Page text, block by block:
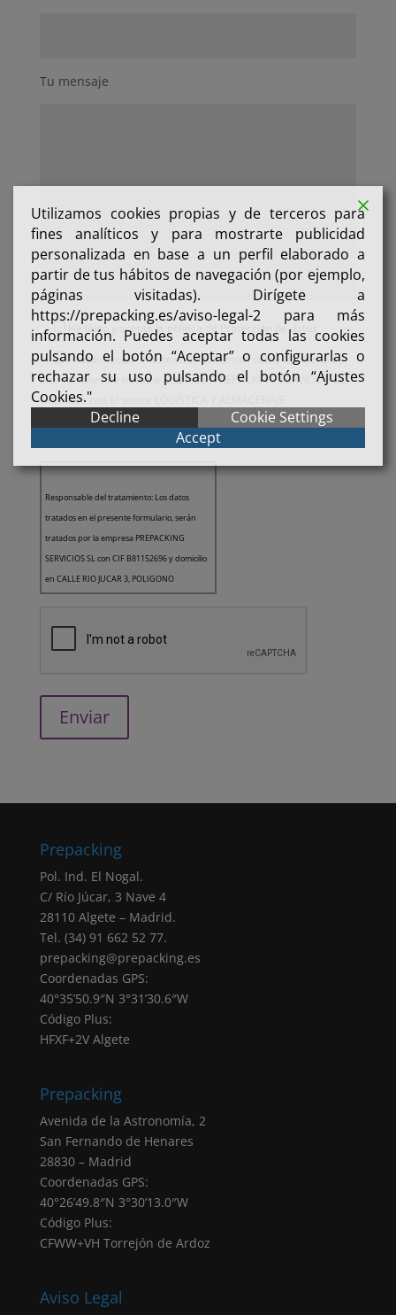
Tu mensaje
He leído y acepto la política de Protección de datos
Acepto recibir información comercial sobre las ofertas y
promociones de nuestra empresa (PREPACKING SERVICIOS SL)
vinculada con el sector LOGISTICA Y ALMACENAJE
ESPECIALIZADO en base a nuestra
política de protección de
Responsable del tratamiento: Los datos
tratados en el presente formulario, serán
tratados por la empresa PREPACKING
SERVICIOS SL con CIF B81152696 y domicilio
en CALLE RIO JUCAR 3, POLIGONO
de los datos.
de usuarios de la página web. Asimismo, en
el caso de haber aceptado expresamente,
sus datos también serán utilizados para el
anteriormente están basadas en el
otorgado marcando la correspondiente
serán tratados en base a nuestra
privacidad”
Negativa otorgar el consentimiento: El hecho
de que no introduzcas los datos que
aparecen marcados como obligatorios en el
formulario tendrá como consecuencia la no
atención de su solicitud.
Destinatarios: Sus datos no serán cedidos a
ninguna empresa, salvo obligación legal.
suprimir sus datos, portabilidad de los datos,
derecho a no ser objeto de decisiones
automatizadas, así como a obtener
información clara y transparente sobre el
tratamiento de sus datos, tal como se explica
en la información adicional.
Derecho a presentar una reclamación ante la
Autoridad de Control (AEPD): Desde
máximo empeño para cumplir con la
Prepacking
Pol. Ind. El Nogal.
C/ Río Júcar, 3 Nave 4
28110 Algete – Madrid.
Tel. (34) 91 662 52 77.
prepacking@prepacking.es
Coordenadas GPS:
40°35’50.9″N 3°31’30.6″W
Código Plus:
HFXF+2V Algete
Prepacking
Avenida de la Astronomía, 2
San Fernando de Henares
28830 – Madrid
Coordenadas GPS:
40°26’49.8″N 3°30’13.0″W
Código Plus:
CFWW+VH Torrejón de Ardoz
Aviso Legal
Utilizamos cookies propias y de terceros para
fines analíticos y para mostrarte publicidad
personalizada en base a un perfil elaborado a
partir de tus hábitos de navegación (por ejemplo,
páginas visitadas). Dirígete a
https://prepacking.es/aviso-legal-2 para más
información. Puedes aceptar todas las cookies
pulsando el botón “Aceptar” o configurarlas o
rechazar su uso pulsando el botón “Ajustes
Cookies."
Decline
Cookie Settings
Accept